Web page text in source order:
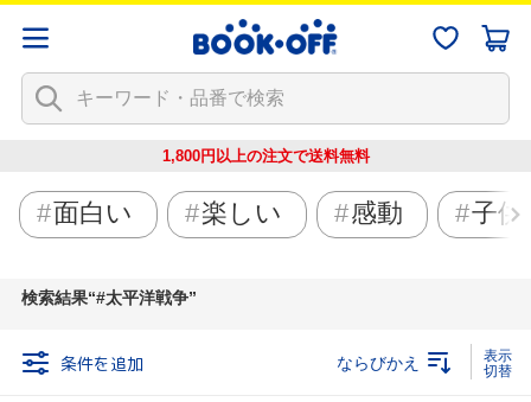
1,800円以上の注文で送料無料
面白い 楽しい 感動 子供
検索結果 #太平洋戦争
条件を追加 ならびかえ